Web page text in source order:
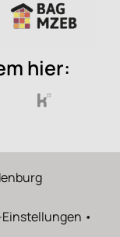
hier:
•